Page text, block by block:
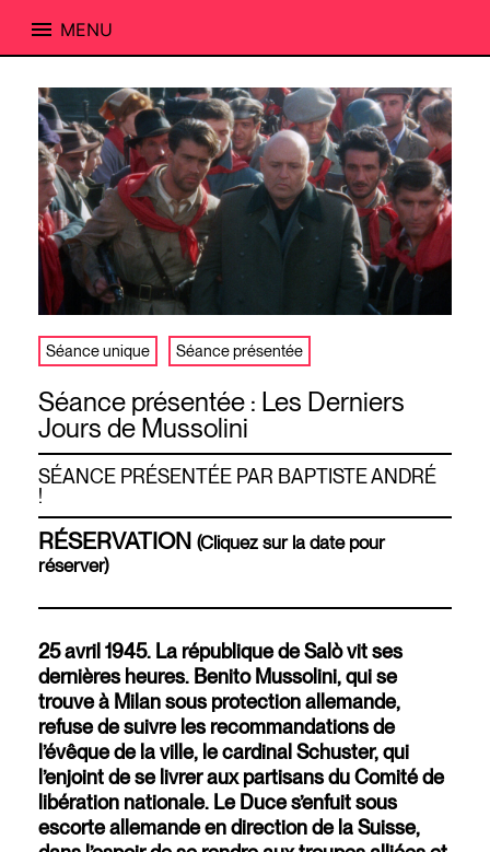
content
MENU
Séance présentée : Les Derniers
Jours de Mussolini
SÉANCE PRÉSENTÉE PAR BAPTISTE ANDRÉ
!
Séance unique Séance présentée
RÉSERVATION (Cliquez sur la date pour
réserver)
25 avril 1945. La république de Salò vit ses
dernières heures. Benito Mussolini, qui se
trouve à Milan sous protection allemande,
refuse de suivre les recommandations de
l’évêque de la ville, le cardinal Schuster, qui
l’enjoint de se livrer aux partisans du Comité de
libération nationale. Le Duce s’enfuit sous
escorte allemande en direction de la Suisse,